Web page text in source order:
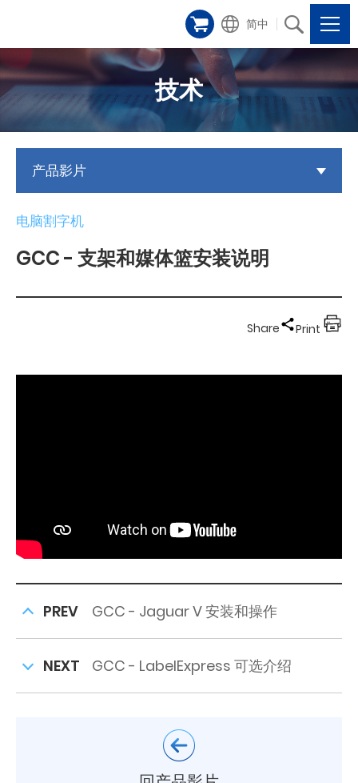
简中
技术
产品影片
电脑割字机
GCC - 支架和媒体篮安装说明
Share Print
PREV GCC - Jaguar V 安装和操作
NEXT GCC - LabelExpress 可选介绍